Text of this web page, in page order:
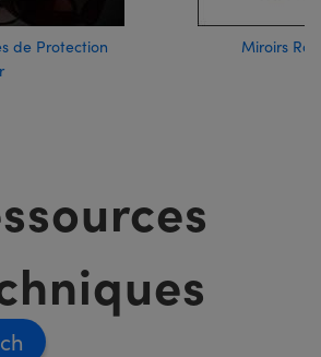
de Protection
Miroirs